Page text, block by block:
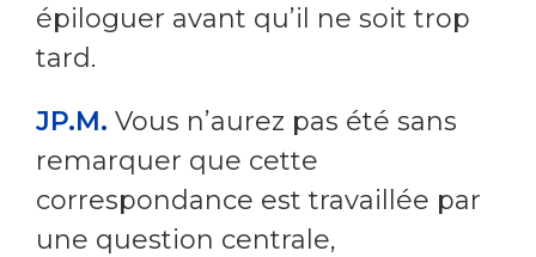
épiloguer avant qu’il ne soit trop
tard.
JP.M. Vous n’aurez pas été sans
remarquer que cette
correspondance est travaillée par
une question centrale,